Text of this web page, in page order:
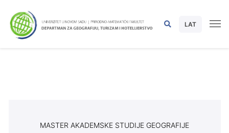
LAT
MASTER AKADEMSKE STUDIJE GEOGRAFIJE